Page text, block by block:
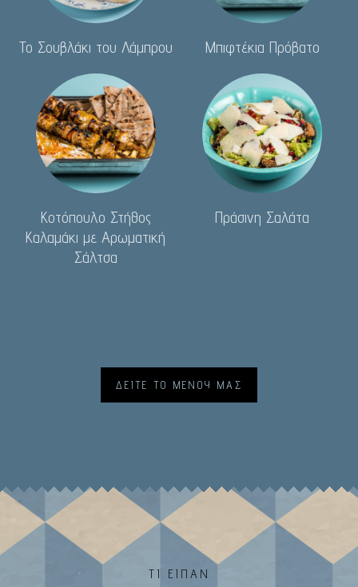
Το Σουβλάκι του Λάμπρου Μπιφτέκια Πρόβατο
Κοτόπουλο Στήθος
Καλαμάκι με Αρωματική
Σάλτσα
Πράσινη Σαλάτα
ΔΕΙΤΕ ΤΟ ΜΕΝΟΥ ΜΑΣ
ΤΙ ΕΙΠΑΝ